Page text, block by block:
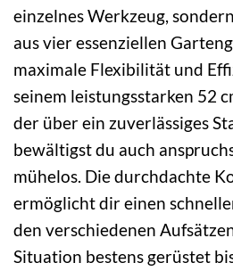
einzelnes Werkzeug,
aus vier essenziellen
maximale Flexibilität und
seinem leistungsstarken 52
der über ein zuverlässiges
bewältigst du auch
mühelos. Die durchdachte
ermöglicht dir einen
den verschiedenen
Situation bestens gerüstet